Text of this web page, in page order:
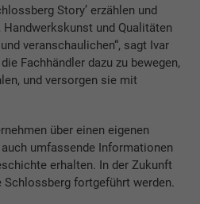
Storyʼ erzählen und
und Qualitäten
veranschaulichen“, sagt Ivar
Fachhändler dazu zu bewegen,
und versorgen sie mit
über einen eigenen
umfassende Informationen
erhalten. In der Zukunft
fortgeführt werden.